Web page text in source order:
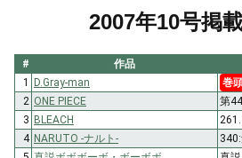
2007年10号掲
#
作品
1 D.Gray-man 巻
2 ONE PIECE
第
3 BLEACH
4 NARUTO -ナルト-